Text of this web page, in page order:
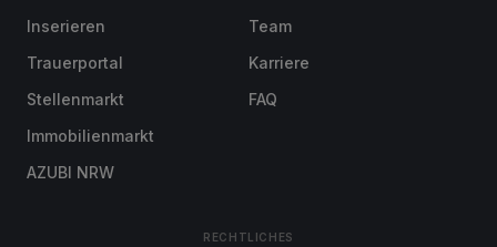
Inserieren
Trauerportal
Stellenmarkt
Immobilienmarkt
AZUBI NRW
Team
Karriere
FAQ
RECHTLICHES